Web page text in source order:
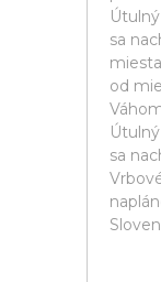
sa
od
sa